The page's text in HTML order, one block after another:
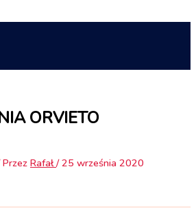
ORVIETO
Przez Rafał/25 września 2020